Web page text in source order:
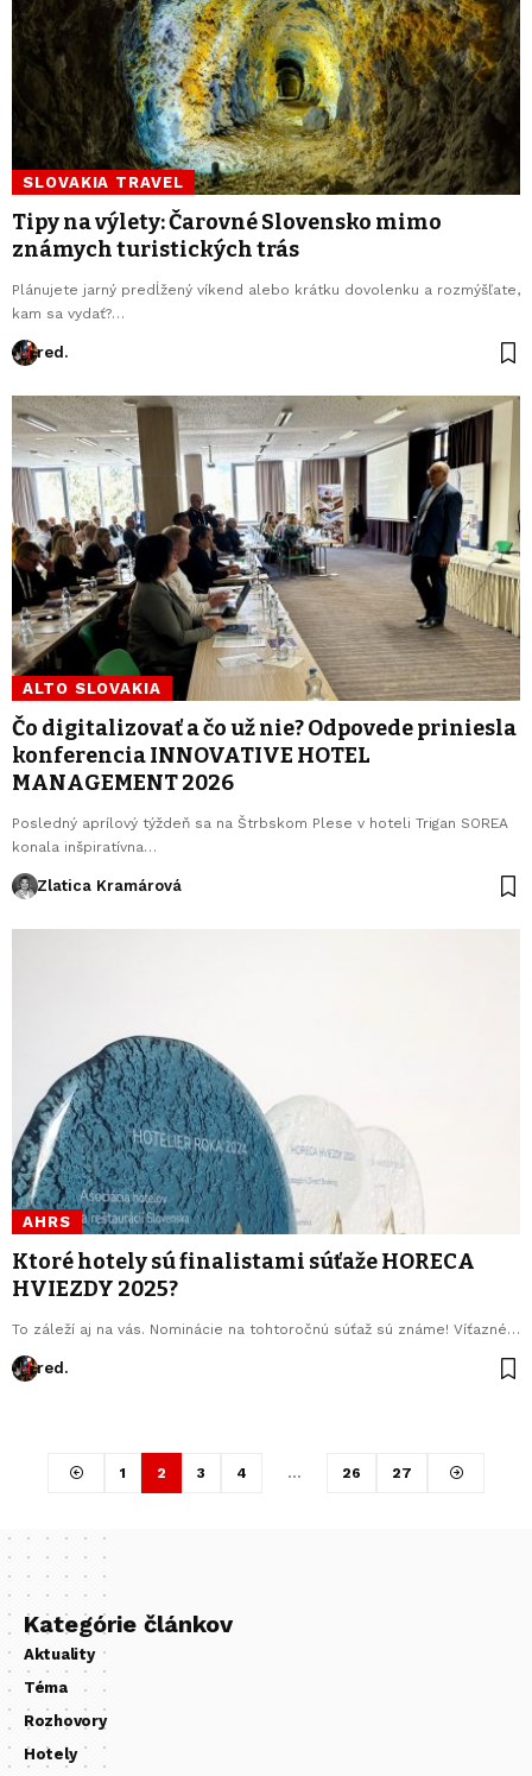
SLOVAKIA TRAVEL
Tipy na výlety: Čarovné Slovensko mimo
známych turistických trás
Plánujete jarný predĺžený víkend alebo krátku dovolenku a rozmýšľate,
kam sa vydať?…
red.
ALTO SLOVAKIA
Čo digitalizovať a čo už nie? Odpovede priniesla
konferencia INNOVATIVE HOTEL
MANAGEMENT 2026
Posledný aprílový týždeň sa na Štrbskom Plese v hoteli Trigan SOREA
konala inšpiratívna…
Zlatica Kramárová
AHRS
Ktoré hotely sú finalistami súťaže HORECA
HVIEZDY 2025?
To záleží aj na vás. Nominácie na tohtoročnú súťaž sú známe! Víťazné…
red.
1 2 3 4 … 26 27
Kategórie článkov
Aktuality
Téma
Rozhovory
Hotely